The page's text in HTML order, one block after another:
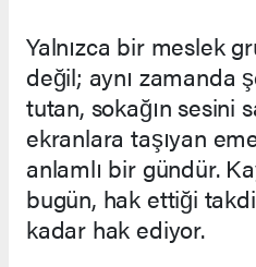
Yalnızca bir meslek
değil; aynı zamanda
tutan, sokağın sesini
ekranlara taşıyan
anlamlı bir gündür.
bugün, hak ettiği
kadar hak ediyor.